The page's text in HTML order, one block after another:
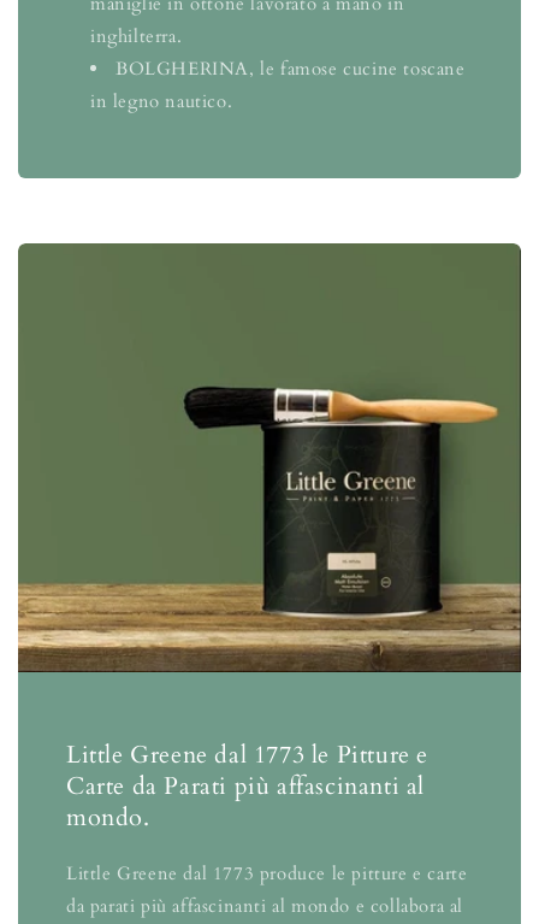
inghilterra.
BOLGHERINA, le famose cucine toscane
in legno nautico.
Little Greene dal 1773 le Pitture e
Carte da Parati più affascinanti al
mondo.
Little Greene dal 1773 produce le pitture e carte
da parati più affascinanti al mondo e collabora al